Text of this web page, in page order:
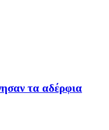
τα αδέρφια